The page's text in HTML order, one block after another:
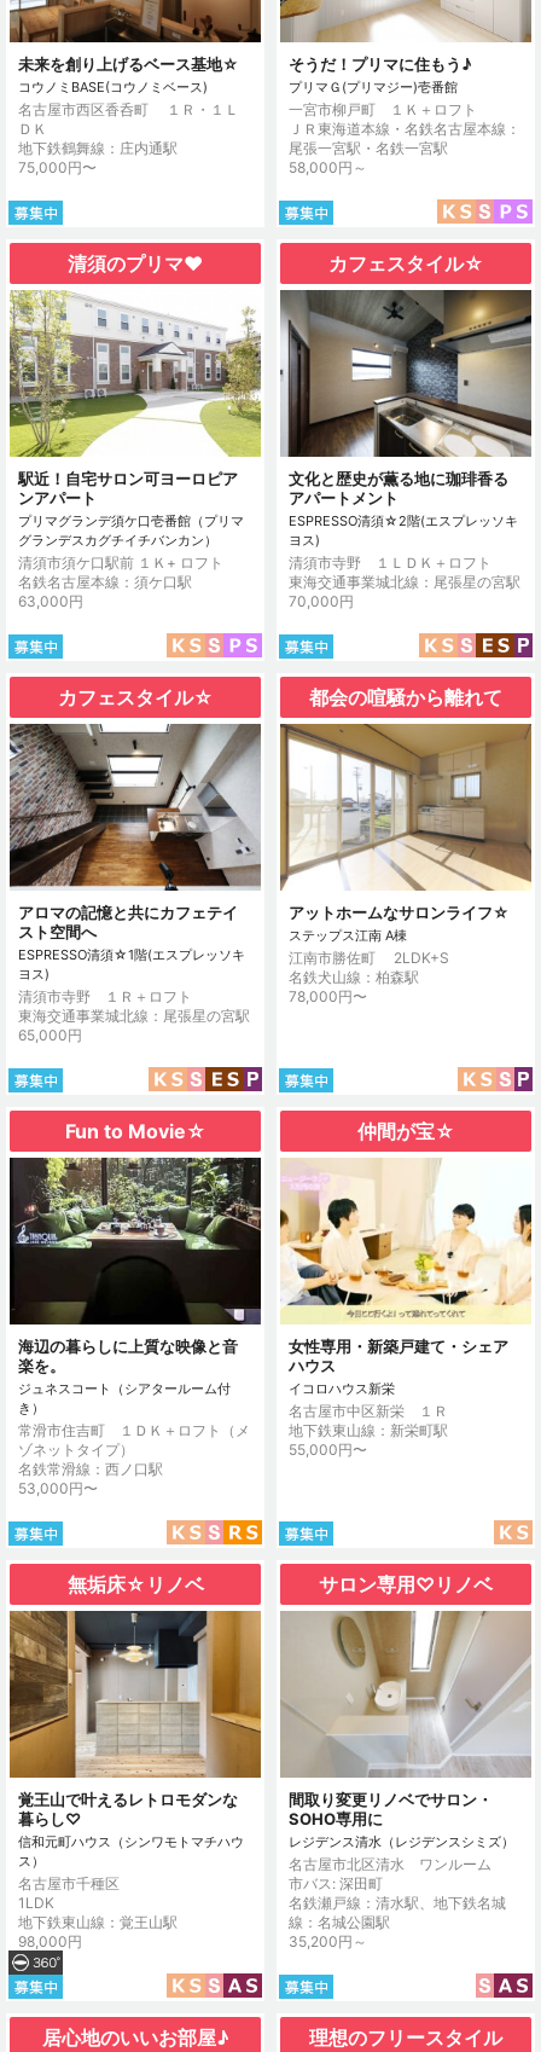
未来を創り上げるベース基地☆
コウノミBASE(コウノミベース)
名古屋市西区香呑町 １Ｒ・１Ｌ
ＤＫ
地下鉄鶴舞線：庄内通駅
75,000円〜
そうだ！プリマに住もう♪
プリマＧ(プリマジー)壱番館
一宮市柳戸町 １Ｋ＋ロフト
ＪＲ東海道本線・名鉄名古屋本線：
尾張一宮駅・名鉄一宮駅
58,000円～
清須のプリマ❤︎
駅近！自宅サロン可ヨーロピア
ンアパート
プリマグランデ須ケ口壱番館（プリマ
グランデスカグチイチバンカン）
清須市須ケ口駅前 １Ｋ+ ロフト
名鉄名古屋本線：須ケ口駅
63,000円
カフェスタイル☆
文化と歴史が薫る地に珈琲香る
アパートメント
ESPRESSO清須☆2階(エスプレッソキ
ヨス)
清須市寺野 １ＬＤＫ＋ロフト
東海交通事業城北線：尾張星の宮駅
70,000円
カフェスタイル☆
アロマの記憶と共にカフェテイ
スト空間へ
ESPRESSO清須☆1階(エスプレッソキ
ヨス)
清須市寺野 １Ｒ＋ロフト
東海交通事業城北線：尾張星の宮駅
65,000円
都会の喧騒から離れて
アットホームなサロンライフ☆
ステップス江南 A棟
江南市勝佐町 2LDK+S
名鉄犬山線：柏森駅
78,000円〜
Fun to Movie☆
海辺の暮らしに上質な映像と音
楽を。
ジュネスコート（シアタールーム付
き）
常滑市住吉町 １ＤＫ＋ロフト（メ
ゾネットタイプ）
名鉄常滑線：西ノ口駅
53,000円〜
仲間が宝☆
女性専用・新築戸建て・シェア
ハウス
イコロハウス新栄
名古屋市中区新栄 １Ｒ
地下鉄東山線：新栄町駅
55,000円〜
無垢床☆リノベ
覚王山で叶えるレトロモダンな
暮らし♡
信和元町ハウス（シンワモトマチハウ
ス）
名古屋市千種区
1LDK
地下鉄東山線：覚王山駅
98,000円
サロン専用♡リノベ
間取り変更リノベでサロン・
SOHO専用に
レジデンス清水（レジデンスシミズ）
名古屋市北区清水 ワンルーム
市バス: 深田町
名鉄瀬戸線：清水駅、地下鉄名城
線：名城公園駅
35,200円～
居心地のいいお部屋♪ 理想のフリースタイル